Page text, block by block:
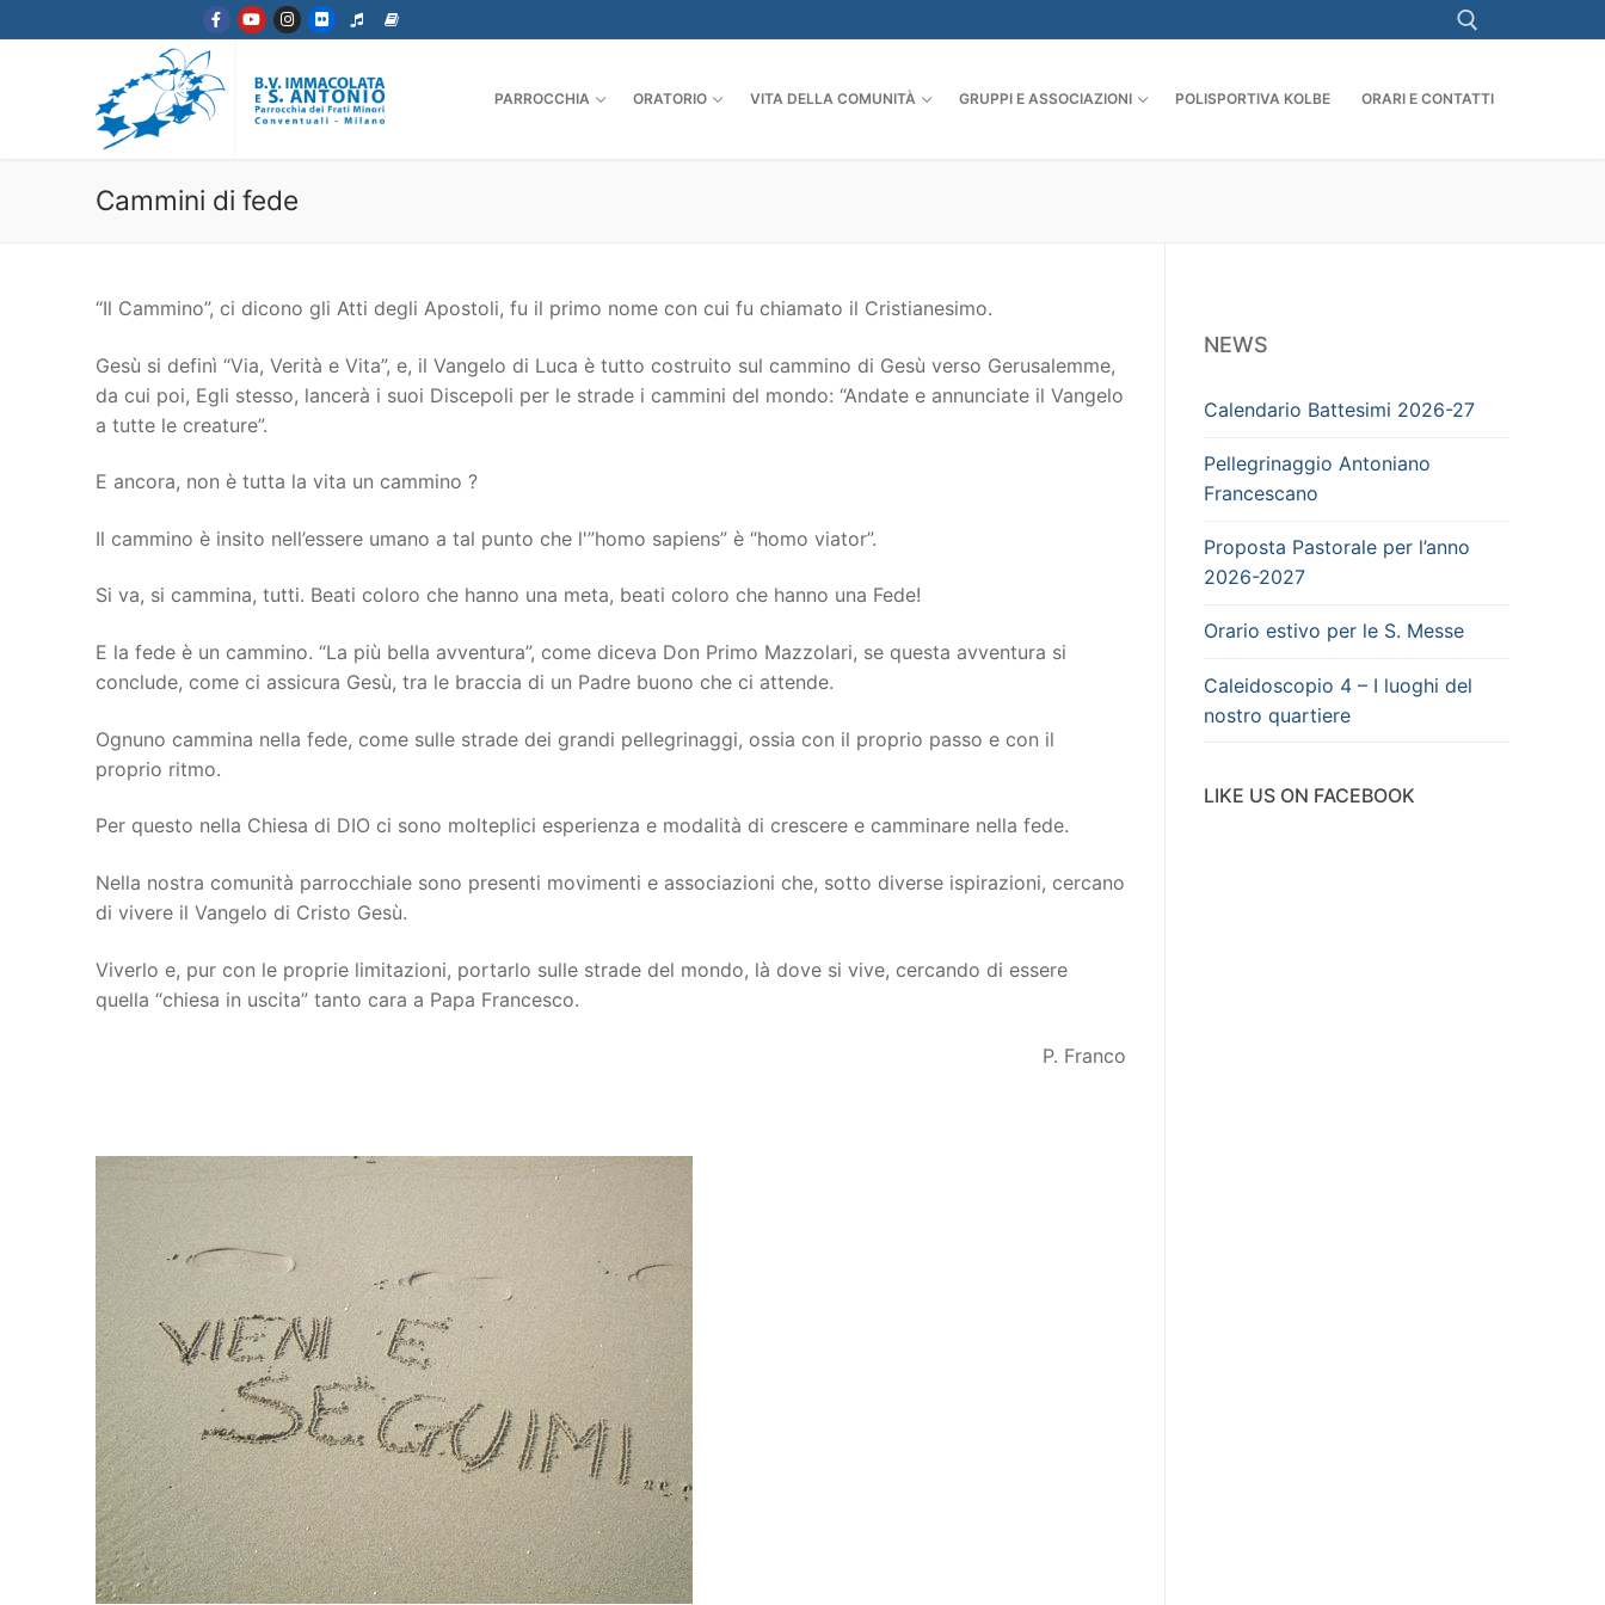
PARROCCHIA ORATORIO VITA DELLA COMUNITÀ GRUPPI E ASSOCIAZIONI POLISPORTIVA KOLBE ORARI E CONTATTI
Cammini di fede
“Il Cammino”, ci dicono gli Atti degli Apostoli, fu il primo nome con cui fu chiamato il Cristianesimo.
Gesù si definì “Via, Verità e Vita”, e, il Vangelo di Luca è tutto costruito sul cammino di Gesù verso Gerusalemme,
da cui poi, Egli stesso, lancerà i suoi Discepoli per le strade i cammini del mondo: “Andate e annunciate il Vangelo
a tutte le creature”.
E ancora, non è tutta la vita un cammino ?
Il cammino è insito nell’essere umano a tal punto che l'”homo sapiens” è “homo viator”.
Si va, si cammina, tutti. Beati coloro che hanno una meta, beati coloro che hanno una Fede!
E la fede è un cammino. “La più bella avventura”, come diceva Don Primo Mazzolari, se questa avventura si
conclude, come ci assicura Gesù, tra le braccia di un Padre buono che ci attende.
Ognuno cammina nella fede, come sulle strade dei grandi pellegrinaggi, ossia con il proprio passo e con il
proprio ritmo.
Per questo nella Chiesa di DIO ci sono molteplici esperienza e modalità di crescere e camminare nella fede.
Nella nostra comunità parrocchiale sono presenti movimenti e associazioni che, sotto diverse ispirazioni, cercano
di vivere il Vangelo di Cristo Gesù.
Viverlo e, pur con le proprie limitazioni, portarlo sulle strade del mondo, là dove si vive, cercando di essere
quella “chiesa in uscita” tanto cara a Papa Francesco.
P. Franco
NEWS
Calendario Battesimi 2026-27
Pellegrinaggio Antoniano
Francescano
Proposta Pastorale per l’anno
2026-2027
Orario estivo per le S. Messe
Caleidoscopio 4 – I luoghi del
nostro quartiere
LIKE US ON FACEBOOK